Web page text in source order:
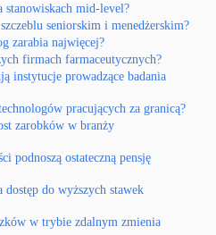
stanowiskach mid-level?
seniorskim i menedżerskim?
zarabia najwięcej?
firmach farmaceutycznych?
instytucje prowadzące badania
pracujących za granicą?
zarobków w branży
podnoszą ostateczną pensję
dostęp do wyższych stawek
w trybie zdalnym zmienia